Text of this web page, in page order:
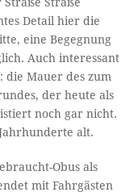
Detail hier die
eine Begegnung
Auch interessant
die Mauer des zum
der heute als
noch gar nicht.
alt.
Obus als
mit Fahrgästen